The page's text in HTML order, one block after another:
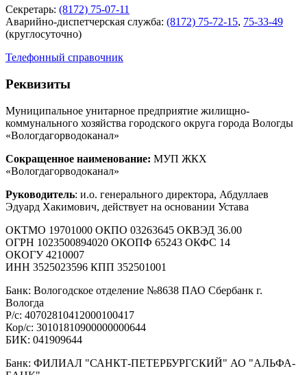
Секретарь: (8172) 75-07-11
Аварийно-диспетчерская служба: (8172) 75-72-15, 75-33-49
(круглосуточно)
Телефонный справочник
Реквизиты
Муниципальное унитарное предприятие жилищно-
коммунального хозяйства городского округа города Вологды
«Вологдагорводоканал»
Сокращенное наименование: МУП ЖКХ
«Вологдагорводоканал»
Руководитель: и.о. генерального директора, Абдуллаев
Эдуард Хакимович, действует на основании Устава
ОКТМО 19701000 ОКПО 03263645 ОКВЭД 36.00
ОГРН 1023500894020 ОКОПФ 65243 ОКФС 14
ОКОГУ 4210007
ИНН 3525023596 КПП 352501001
Банк: Вологодское отделение №8638 ПАО Сбербанк г.
Вологда
Р/с: 40702810412000100417
Кор/с: 30101810900000000644
БИК: 041909644
Банк: ФИЛИАЛ "САНКТ-ПЕТЕРБУРГСКИЙ" АО "АЛЬФА-